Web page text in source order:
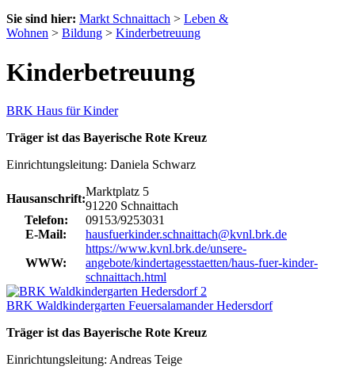
Sie sind hier: Markt Schnaittach > Leben &
Wohnen > Bildung > Kinderbetreuung
Kinderbetreuung
BRK Haus für Kinder
Träger ist das Bayerische Rote Kreuz
Einrichtungsleitung: Daniela Schwarz
Hausanschrift:
Marktplatz 5
91220 Schnaittach
Telefon:
09153/9253031
E-Mail:
hausfuerkinder.schnaittach@kvnl.brk.de
WWW:
https://www.kvnl.brk.de/unsere-
angebote/kindertagesstaetten/haus-fuer-kinder-
schnaittach.html
BRK Waldkindergarten Feuersalamander Hedersdorf
Träger ist das Bayerische Rote Kreuz
Einrichtungsleitung: Andreas Teige